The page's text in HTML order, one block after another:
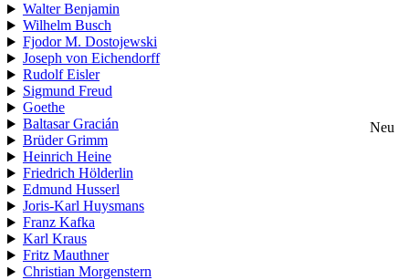
Walter Benjamin
Wilhelm Busch
Fjodor M. Dostojewski
Joseph von Eichendorff
Rudolf Eisler
Sigmund Freud
Goethe
Baltasar Gracián
Neu
Brüder Grimm
Heinrich Heine
Friedrich Hölderlin
Edmund Husserl
Joris-Karl Huysmans
Franz Kafka
Karl Kraus
Fritz Mauthner
Christian Morgenstern